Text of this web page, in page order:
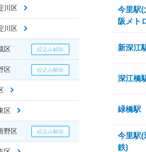
川区
川区
区
区
区
野区
今里駅(
阪メト
新深江
深江橋
緑橋駅
今里駅(
鉄)